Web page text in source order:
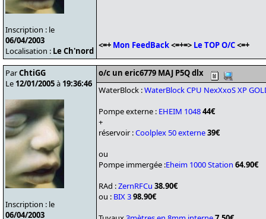
Inscription : le
06/04/2003
Localisation : Le Ch'nord
<=+ Mon FeedBack<=+=> Le TOP O/C<=+
ParChtiGG
Le 12/01/2005à 19:36:46
Inscription : le
06/04/2003
o/c un eric6779 MAJ P5Q dlx
WaterBlock :WaterBlock CPU NexXxoS XP
Pompe externe : EHEIM 104844€
+
réservoir :Coolplex 50 externe39€
ou
Pompe immergée :Eheim 1000 Station 64.90€
RAd :ZernRFCu 38.90€
ou : BIX 398.90€